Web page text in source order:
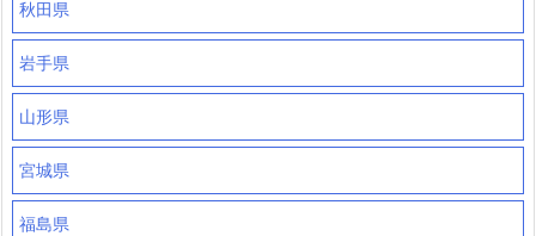
秋田県
岩手県
山形県
宮城県
福島県